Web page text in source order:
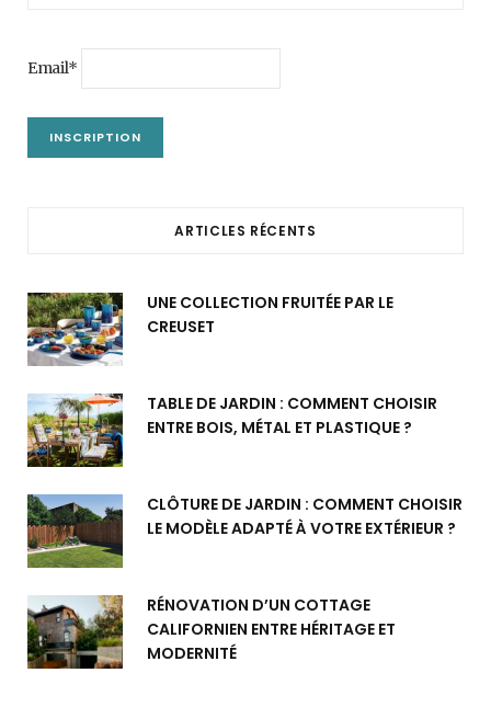
Email*
ARTICLES RÉCENTS
UNE COLLECTION FRUITÉE PAR LE
CREUSET
TABLE DE JARDIN : COMMENT CHOISIR
ENTRE BOIS, MÉTAL ET PLASTIQUE ?
CLÔTURE DE JARDIN : COMMENT CHOISIR
LE MODÈLE ADAPTÉ À VOTRE EXTÉRIEUR ?
RÉNOVATION D’UN COTTAGE
CALIFORNIEN ENTRE HÉRITAGE ET
MODERNITÉ